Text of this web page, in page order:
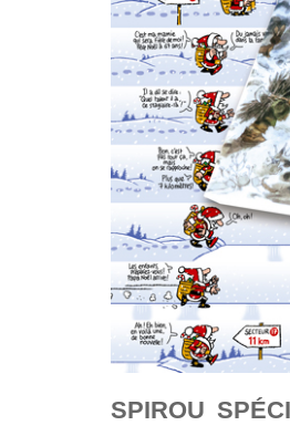
SPIROU